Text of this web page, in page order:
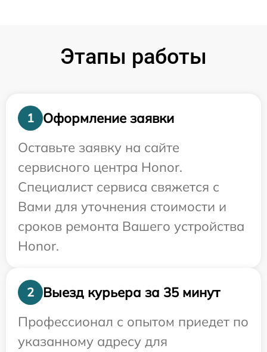
Этапы работы
1
Оформление заявки
Оставьте заявку на сайте
сервисного центра Honor.
Специалист сервиса свяжется с
Вами для уточнения стоимости и
сроков ремонта Вашего устройства
Honor.
2
Выезд курьера за 35 минут
Профессионал с опытом приедет по
указанному адресу для